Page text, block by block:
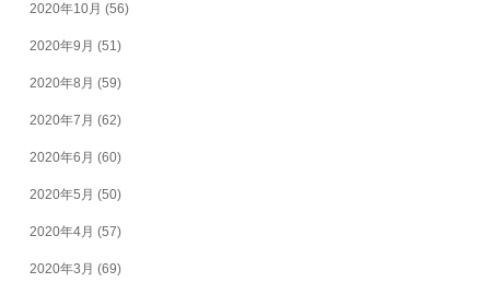
2020年10月 (56)
2020年9月 (51)
2020年8月 (59)
2020年7月 (62)
2020年6月 (60)
2020年5月 (50)
2020年4月 (57)
2020年3月 (69)